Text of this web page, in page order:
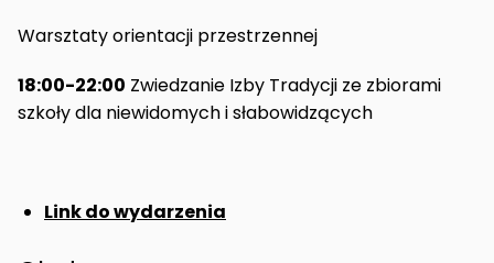
Warsztaty orientacji przestrzennej
18:00-22:00 Zwiedzanie Izby Tradycji ze zbiorami
szkoły dla niewidomych i słabowidzących
Link do wydarzenia